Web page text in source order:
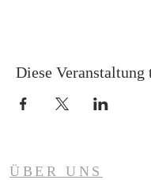
Diese Veranstaltung
ÜBER UNS